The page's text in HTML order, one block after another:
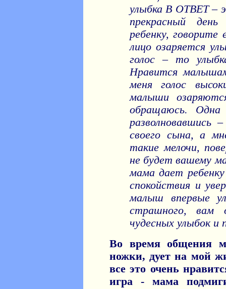
улыбка В ОТВЕТ –
прекрасный
ребенку,
лицо озаряется
голос – то
Нравится
меня голос
малыши
обращаюсь. Одна
разволновавшись
своего сына, а
такие мелочи,
не будет вашему
мама дает
спокойствия и
малыш впервые
страшного, вам
чудесных улыбок и
Во время общения
ножки, дует на мой
все это очень
игра - мама